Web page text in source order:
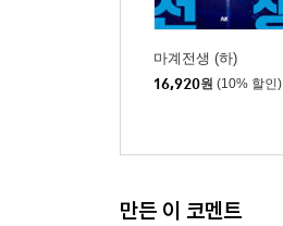
마계전생 (하)
16,920원 (10% 할인)
만든 이 코멘트